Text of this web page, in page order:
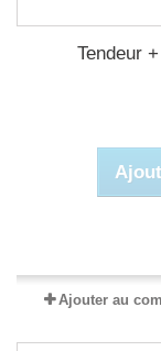
Tendeur
Ajouter au